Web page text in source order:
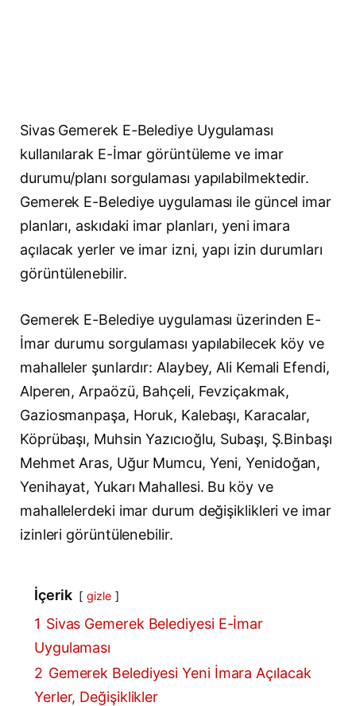
Sivas Gemerek E-Belediye Uygulaması
kullanılarak E-İmar görüntüleme ve imar
durumu/planı sorgulaması yapılabilmektedir.
Gemerek E-Belediye uygulaması ile güncel imar
planları, askıdaki imar planları, yeni imara
açılacak yerler ve imar izni, yapı izin durumları
görüntülenebilir.
Gemerek E-Belediye uygulaması üzerinden E-
İmar durumu sorgulaması yapılabilecek köy ve
mahalleler şunlardır: Alaybey, Ali Kemali Efendi,
Alperen, Arpaözü, Bahçeli, Fevziçakmak,
Gaziosmanpaşa, Horuk, Kalebaşı, Karacalar,
Köprübaşı, Muhsin Yazıcıoğlu, Subaşı, Ş.Binbaşı
Mehmet Aras, Uğur Mumcu, Yeni, Yenidoğan,
Yenihayat, Yukarı Mahallesi. Bu köy ve
mahallelerdeki imar durum değişiklikleri ve imar
izinleri görüntülenebilir.
İçerik gizle
1 Sivas Gemerek Belediyesi E-İmar
Uygulaması
2 Gemerek Belediyesi Yeni İmara Açılacak
Yerler, Değişiklikler